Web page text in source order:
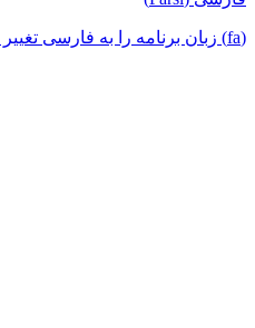
(fa) زبان برنامه را به فارسی تغییر دهید